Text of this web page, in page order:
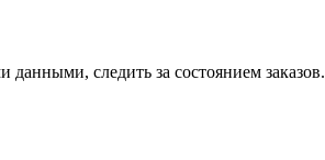
следить за состоянием заказов.